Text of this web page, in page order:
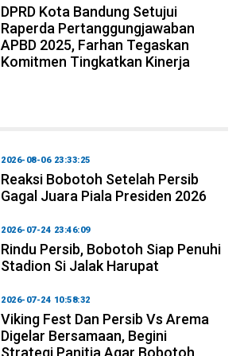
DPRD Kota Bandung Setujui
Raperda Pertanggungjawaban
APBD 2025, Farhan Tegaskan
Komitmen Tingkatkan Kinerja
2026-08-06 23:33:25
Reaksi Bobotoh Setelah Persib
Gagal Juara Piala Presiden 2026
2026-07-24 23:46:09
Rindu Persib, Bobotoh Siap Penuhi
Stadion Si Jalak Harupat
2026-07-24 10:58:32
Viking Fest Dan Persib Vs Arema
Digelar Bersamaan, Begini